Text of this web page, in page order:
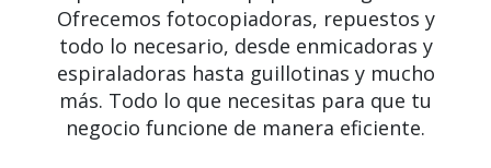
Ofrecemos fotocopiadoras, repuestos y
todo lo necesario, desde enmicadoras y
espiraladoras hasta guillotinas y mucho
más. Todo lo que necesitas para que tu
negocio funcione de manera eficiente.